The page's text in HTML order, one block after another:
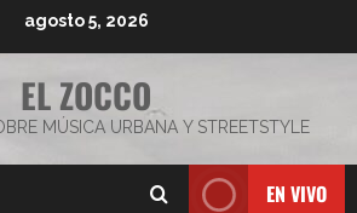
agosto 5, 2026
EL ZOCCO
MÚSICA URBANA Y STREETSTYLE
EN VIVO